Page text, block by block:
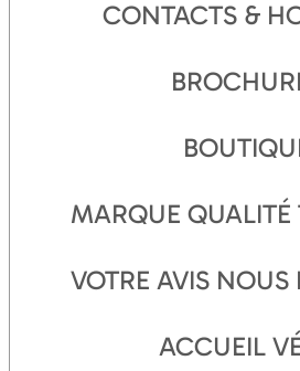
CONTACTS &
MARQUE QUALITÉ
VOTRE AVIS NOUS
ACCUEIL